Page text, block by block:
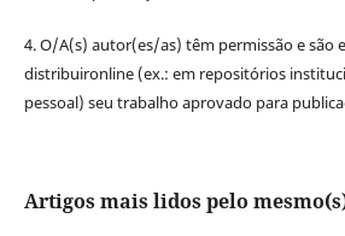
4. O/A(s) autor(es/as) têm permissão e são
distribuironline (ex.: em repositórios
pessoal) seu trabalho aprovado para
Artigos mais lidos pelo